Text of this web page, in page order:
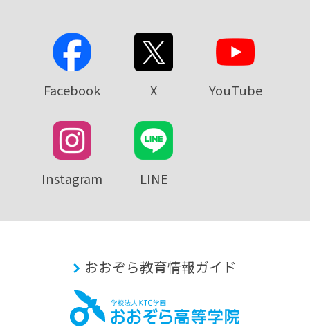
Facebook X YouTube
Instagram LINE
おおぞら教育情報ガイド